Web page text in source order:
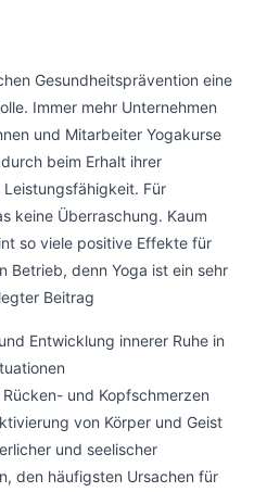
Gesundheitsprävention eine
Immer mehr Unternehmen
und Mitarbeiter Yogakurse
beim Erhalt ihrer
Für
keine Überraschung. Kaum
so viele positive Effekte für
Betrieb, denn Yoga ist ein sehr
Beitrag
Entwicklung innerer Ruhe in
und Kopfschmerzen
von Körper und Geist
und seelischer
den häufigsten Ursachen für